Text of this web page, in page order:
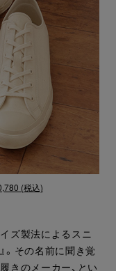
(税込)
ズ製法によるスニ
。その名前に聞き覚
きのメーカー、とい